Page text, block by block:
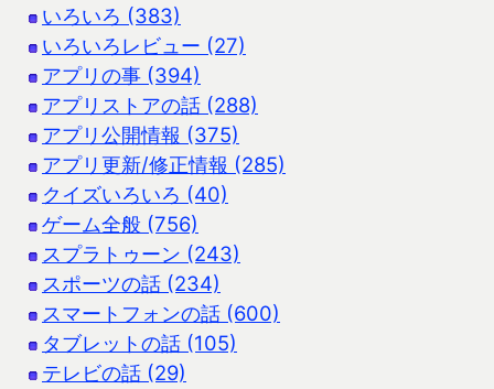
いろいろ (383)
いろいろレビュー (27)
アプリの事 (394)
アプリストアの話 (288)
アプリ公開情報 (375)
アプリ更新/修正情報 (285)
クイズいろいろ (40)
ゲーム全般 (756)
スプラトゥーン (243)
スポーツの話 (234)
スマートフォンの話 (600)
タブレットの話 (105)
テレビの話 (29)